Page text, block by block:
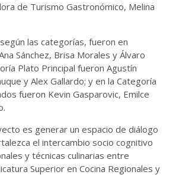
de Turismo Gastronómico, Melina
las categorías, fueron en
Sánchez, Brisa Morales y Álvaro
Plato Principal fueron Agustín
y Alex Gallardo; y en la Categoría
fueron Kevin Gasparovic, Emilce
es generar un espacio de diálogo
el intercambio socio cognitivo
y técnicas culinarias entre
Superior en Cocina Regionales y